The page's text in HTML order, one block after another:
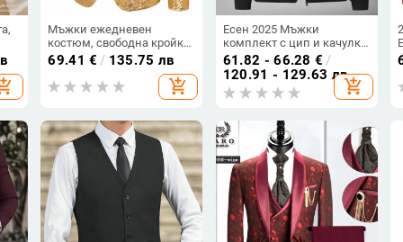
Мъжки ежедневен
костюм, свободна кройка,
лафел яка, едноредно с
едно копче, памучно-
полиестерова смес;
подплата полиестер
69.41 € / 135.75 лв
add_shopping_cart
Есен 2025 Мъжки
комплект с цип и качулка:
спортно яке и панталони,
плюс размер
61.82 - 66.28 € /
120.91 - 129.63 лв
add_shopping_cart